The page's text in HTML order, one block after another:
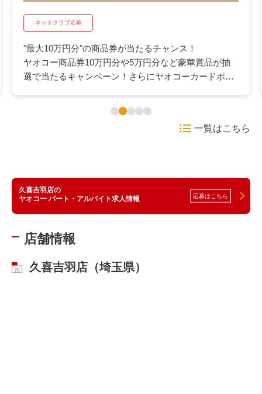
ネットクラブ応募
"最大10万円分"の商品券が当たるチャンス！
ヤオコー商品券10万円分や5万円分など豪華賞品が抽
選で当たるキャンペーン！さらにヤオコーカードポイ
一覧はこちら
久喜吉羽店の
ヤオコー パート・アルバイト求人情報
応募はこちら
店舗情報
久喜吉羽店（埼玉県）